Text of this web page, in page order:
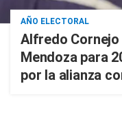
AÑO ELECTORAL
Alfredo
Mendoza para
por la alianza